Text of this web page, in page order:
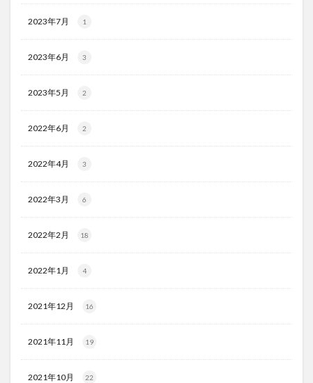
2023年7月 1
2023年6月 3
2023年5月 2
2022年6月 2
2022年4月 3
2022年3月 6
2022年2月 18
2022年1月 4
2021年12月 16
2021年11月 19
2021年10月 22